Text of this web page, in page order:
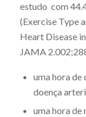
estudo com
(Exercise Type
Heart Disease
JAMA
uma hora de
doença
uma hora de